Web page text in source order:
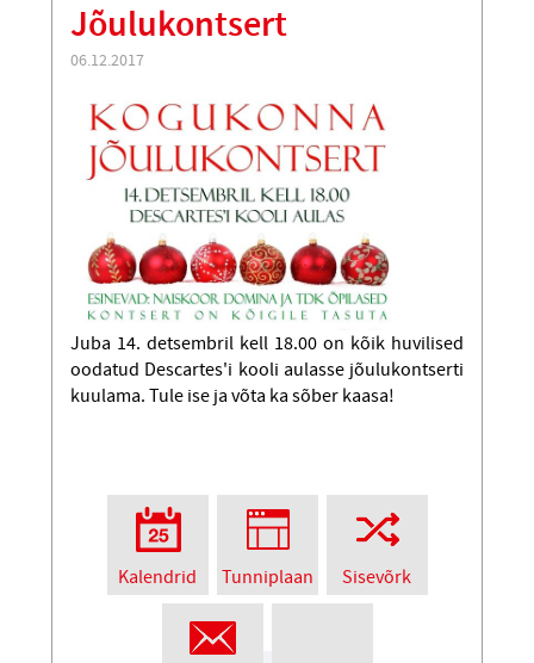
Jõulukontsert
06.12.2017
Juba 14. detsembril kell 18.00 on kõik huvilised
oodatud Descartes'i kooli aulasse jõulukontserti
kuulama. Tule ise ja võta ka sõber kaasa!
Kalendrid Tunniplaan Sisevõrk